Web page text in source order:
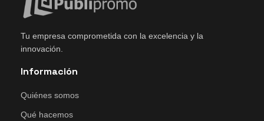
Tu empresa comprometida con la excelencia y la
innovación.
Información
Quiénes somos
Qué hacemos